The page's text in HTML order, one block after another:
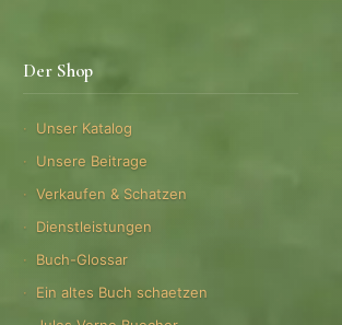
Der Shop
Unser Katalog
Unsere Beitrage
Verkaufen & Schatzen
Dienstleistungen
Buch-Glossar
Ein altes Buch schaetzen